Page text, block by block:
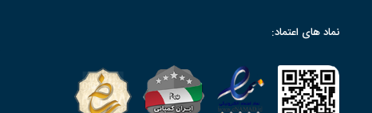
نماد های اعتماد: